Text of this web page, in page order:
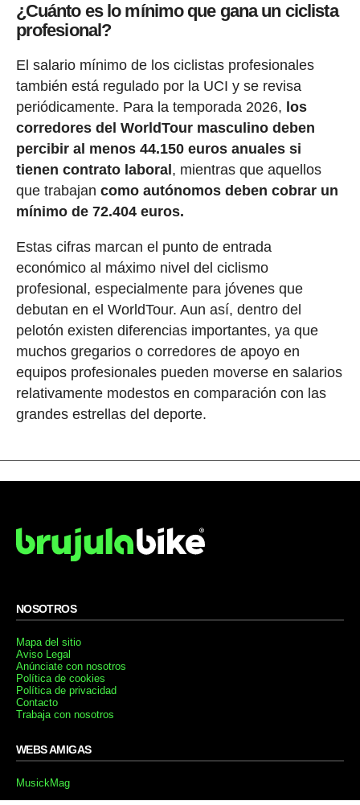
¿Cuánto es lo mínimo que gana un ciclista
profesional?
El salario mínimo de los ciclistas profesionales
también está regulado por la UCI y se revisa
periódicamente. Para la temporada 2026, los
corredores del WorldTour masculino deben
percibir al menos 44.150 euros anuales si
tienen contrato laboral , mientras que aquellos
que trabajan como autónomos deben cobrar un
mínimo de 72.404 euros.
Estas cifras marcan el punto de entrada
económico al máximo nivel del ciclismo
profesional, especialmente para jóvenes que
debutan en el WorldTour. Aun así, dentro del
pelotón existen diferencias importantes, ya que
muchos gregarios o corredores de apoyo en
equipos profesionales pueden moverse en salarios
relativamente modestos en comparación con las
grandes estrellas del deporte.
NOSOTROS
Mapa del sitio
Aviso Legal
Anúnciate con nosotros
Política de cookies
Política de privacidad
Contacto
Trabaja con nosotros
WEBS AMIGAS
MusickMag